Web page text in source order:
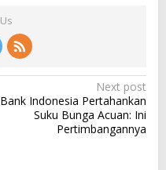
Next post
Bank Indonesia Pertahankan
Suku Bunga Acuan: Ini
Pertimbangannya